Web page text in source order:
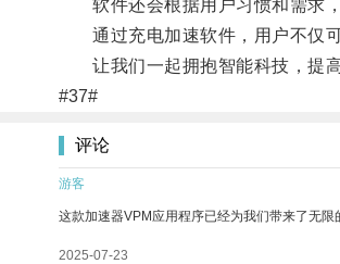
软件还会根据用户习惯和需求，
通过充电加速软件，用户不仅可
让我们一起拥抱智能科技，提高
#37#
评论
游客
这款加速器VPM应用程序已经为我们带来了无限
2025-07-23